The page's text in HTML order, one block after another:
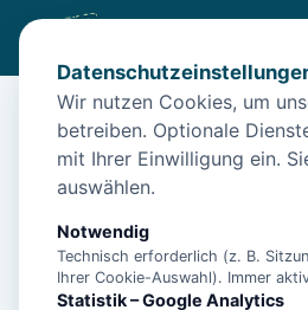
Diese Unterkunft ist
buchbar
Unterkünfte in der Nähe
Wir nutzen Cookies, um
betreiben. Optionale
mit Ihrer Einwilligung ein.
auswählen.
Notwendig
Technisch erforderlich (z. B.
Ihrer Cookie-Auswahl). Immer
Statistik – Google Analytics